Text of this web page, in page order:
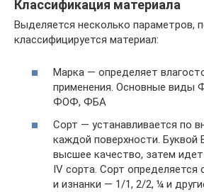
Классификация материала
Выделяется несколько параметров,
классифицируется материал:
Марка — определяет
применения. Основные
ФОФ, ФБА
Сорт — устанавливается по
каждой поверхности. Буквой
высшее качество, затем
IV сорта. Сорт определяется
и изнанки — 1/1, 2/2, ¼ и